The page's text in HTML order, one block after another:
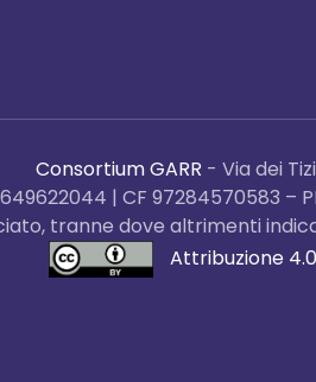
Consortium GARR - Via dei
| CF 97284570583 –
tranne dove altrimenti
Attribuzione